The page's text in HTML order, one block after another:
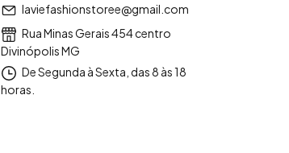
laviefashionstoree@gmail.com
Rua Minas Gerais 454 centro
Divinópolis MG
De Segunda à Sexta, das 8 às 18
horas.